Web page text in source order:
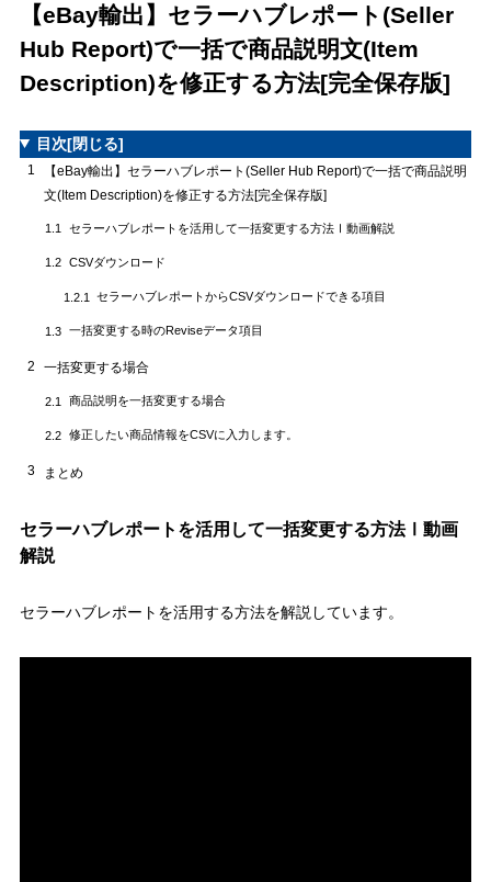
【eBay輸出】セラーハブレポート(Seller
Hub Report)で一括で商品説明文(Item
Description)を修正する方法[完全保存版]
目次[閉じる]
1
【eBay輸出】セラーハブレポート(Seller Hub Report)で一括で商品説明
文(Item Description)を修正する方法[完全保存版]
1.1 セラーハブレポートを活用して一括変更する方法Ⅰ動画解説
1.2 CSVダウンロード
1.2.1 セラーハブレポートからCSVダウンロードできる項目
1.3 一括変更する時のReviseデータ項目
2 一括変更する場合
2.1 商品説明を一括変更する場合
2.2 修正したい商品情報をCSVに入力します。
3 まとめ
セラーハブレポートを活用して一括変更する方法Ⅰ動画
解説
セラーハブレポートを活用する方法を解説しています。